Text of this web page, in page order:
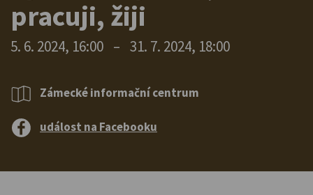
pracuji, žiji
5. 6. 2024, 16:00 – 31. 7. 2024, 18:00
Zámecké informační centrum
událost na Facebooku